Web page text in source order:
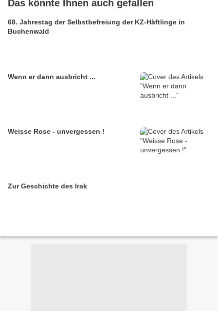
Das könnte Ihnen auch gefallen
68. Jahrestag der Selbstbefreiung der KZ-Häftlinge in
Buchenwald
Wenn er dann ausbricht ...
Weisse Rose - unvergessen !
Zur Geschichte des Irak